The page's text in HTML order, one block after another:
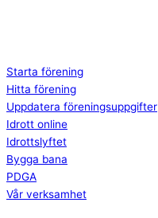
Starta förening
Hitta förening
Uppdatera föreningsuppgifter
Idrott online
Idrottslyftet
Bygga bana
PDGA
Vår verksamhet